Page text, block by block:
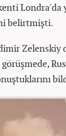
Londra'da
belirtmişti.
Zelenskiy